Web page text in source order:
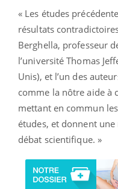
« Les études
résultats
Berghella, professeur
l’université Thomas
Unis), et l’un des
comme la nôtre aide à
mettant en commun
études, et donnent
débat scientifique. »